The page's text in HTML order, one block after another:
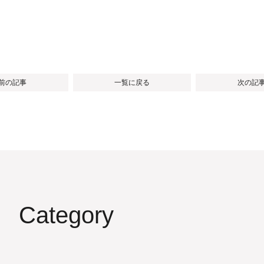
の記事 一覧に戻る 次の記
Category